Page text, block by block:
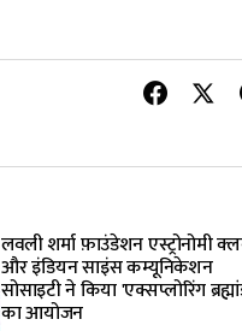
लवली शर्मा फ़ाउंडेशन एस्ट्रोनोमी
और इंडियन साइंस कम्यूनिकेशन
सोसाइटी ने किया 'एक्सप्लोरिंग
का आयोजन